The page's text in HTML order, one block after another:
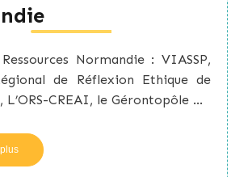
Autres
Normandie : VIASSP,
de Réflexion Ethique de
L’ORS-CREAI, le Gérontopôle ...